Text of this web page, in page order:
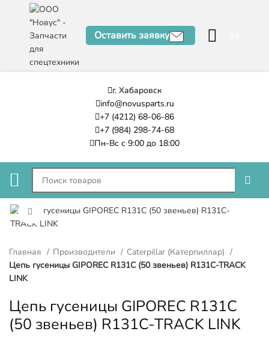
Оставить заявку
г. Хабаровск
info@novusparts.ru
+7 (4212) 68-06-86
+7 (984) 298-74-68
Пн-Вс с 9:00 до 18:00
Нажмите, чтобы увеличить
Главная Производители
Caterpillar (Катерпиллар)
Цепь гусеницы GIPOREC R131C (50 звеньев) R131C-TRACK
LINK
Цепь гусеницы GIPOREC R131C
(50 звеньев) R131C-TRACK LINK